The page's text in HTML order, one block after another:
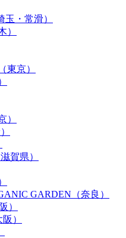
玉・常滑）
）
東京）
）
賀県）
GARDEN（奈良）
）
）